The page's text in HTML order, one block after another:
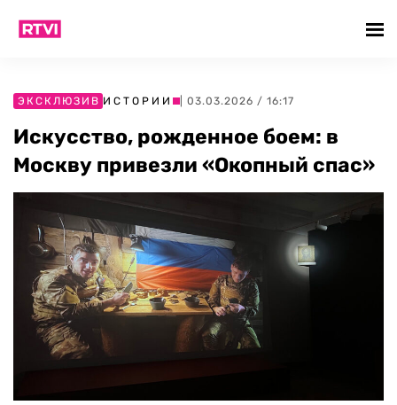
ЭКСКЛЮЗИВ ИСТОРИИ | 03.03.2026 / 16:17
Искусство, рожденное боем: в
Москву привезли «Окопный спас»